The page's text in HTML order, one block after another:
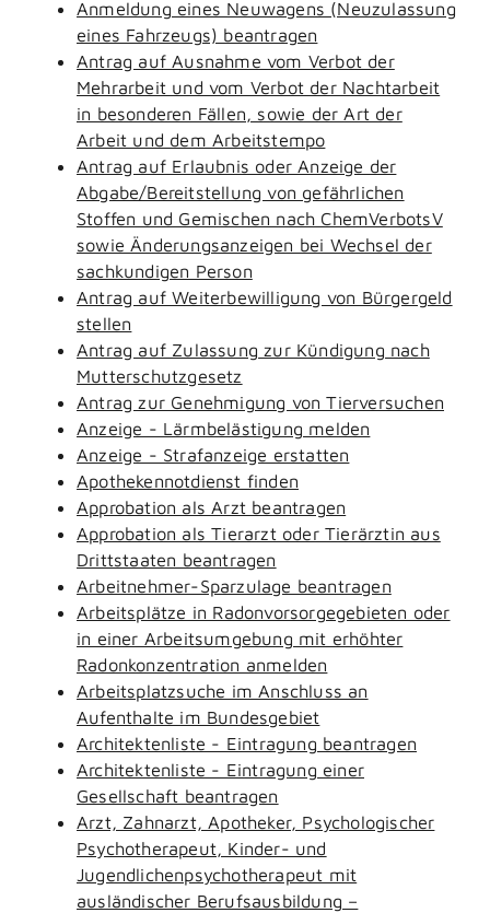
Anmeldung eines Neuwagens (Neuzulassung
eines Fahrzeugs) beantragen
Antrag auf Ausnahme vom Verbot der
Mehrarbeit und vom Verbot der Nachtarbeit
in besonderen Fällen, sowie der Art der
Arbeit und dem Arbeitstempo
Antrag auf Erlaubnis oder Anzeige der
Abgabe/Bereitstellung von gefährlichen
Stoffen und Gemischen nach ChemVerbotsV
sowie Änderungsanzeigen bei Wechsel der
sachkundigen Person
Antrag auf Weiterbewilligung von Bürgergeld
stellen
Antrag auf Zulassung zur Kündigung nach
Mutterschutzgesetz
Antrag zur Genehmigung von Tierversuchen
Anzeige - Lärmbelästigung melden
Anzeige - Strafanzeige erstatten
Apothekennotdienst finden
Approbation als Arzt beantragen
Approbation als Tierarzt oder Tierärztin aus
Drittstaaten beantragen
Arbeitnehmer-Sparzulage beantragen
Arbeitsplätze in Radonvorsorgegebieten oder
in einer Arbeitsumgebung mit erhöhter
Radonkonzentration anmelden
Arbeitsplatzsuche im Anschluss an
Aufenthalte im Bundesgebiet
Architektenliste - Eintragung beantragen
Architektenliste - Eintragung einer
Gesellschaft beantragen
Arzt, Zahnarzt, Apotheker, Psychologischer
Psychotherapeut, Kinder- und
Jugendlichenpsychotherapeut mit
ausländischer Berufsausbildung –